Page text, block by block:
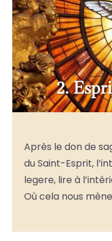
Après le don de
du Saint-Esprit,
legere, lire à
Où cela nous